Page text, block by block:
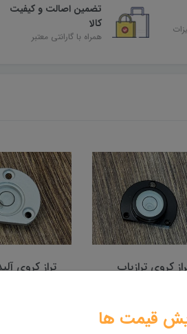
تضمین اصالت و کیفیت
کالا
همراه با گارانتی معتبر
کروی آلیداد توتال
کیف حمل
قیمت ها